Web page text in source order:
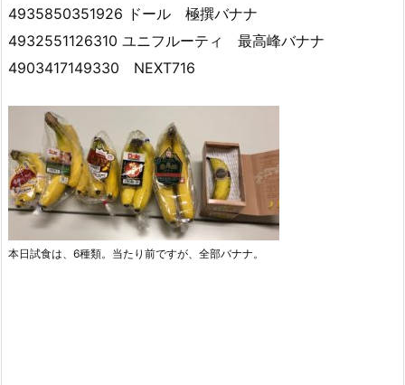
4935850351926 ドール 極撰バナナ
4932551126310 ユニフルーティ 最高峰バナナ
4903417149330 NEXT716
本日試食は、6種類。当たり前ですが、全部バナナ。